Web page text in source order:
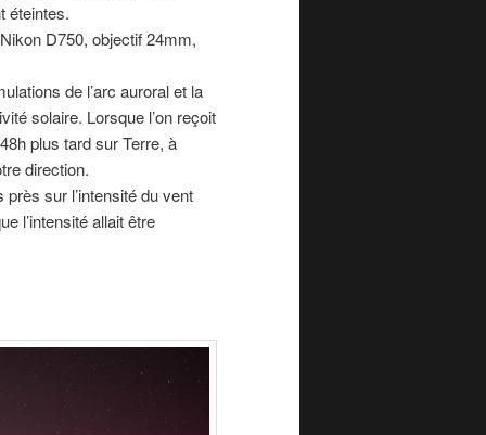
éteintes.
D750, objectif 24mm,
de l’arc auroral et la
solaire. Lorsque l’on reçoit
plus tard sur Terre, à
direction.
sur l’intensité du vent
l’intensité allait être